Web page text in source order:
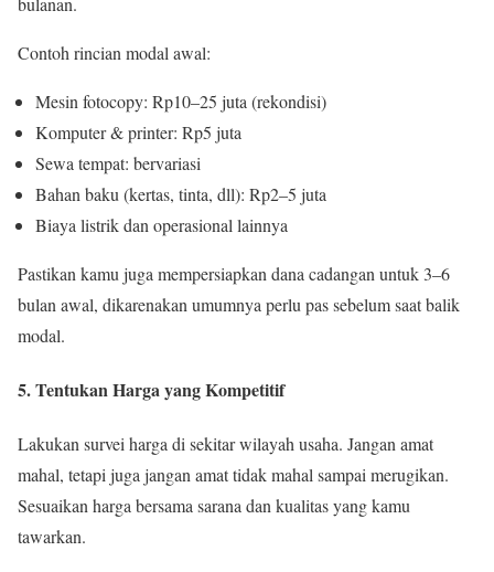
Contoh rincian modal awal:
Mesin fotocopy: Rp10–25 juta (rekondisi)
Komputer & printer: Rp5 juta
Sewa tempat: bervariasi
Bahan baku (kertas, tinta, dll): Rp2–5 juta
Biaya listrik dan operasional lainnya
Pastikan kamu juga mempersiapkan dana cadangan untuk 3–6
bulan awal, dikarenakan umumnya perlu pas sebelum saat balik
modal.
5. Tentukan Harga yang Kompetitif
Lakukan survei harga di sekitar wilayah usaha. Jangan amat
mahal, tetapi juga jangan amat tidak mahal sampai merugikan.
Sesuaikan harga bersama sarana dan kualitas yang kamu
tawarkan.